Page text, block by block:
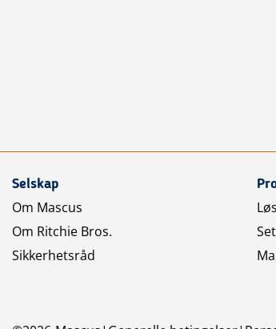
Selskap
Om Mascus
Om Ritchie Bros.
Sikkerhetsråd